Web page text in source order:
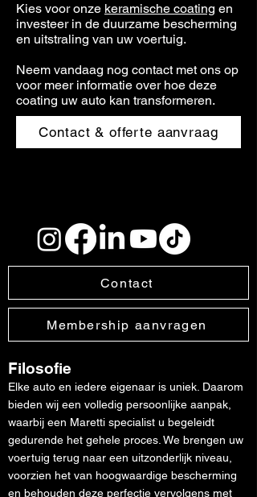
Kies voor onze keramische coating en
investeer in de duurzame bescherming
en uitstraling van uw voertuig.
Neem vandaag nog contact met ons op
voor meer informatie over hoe deze
coating uw auto kan transformeren.
Contact & offerte aanvraag
Contact
Membership aanvragen
Filosofie
Elke auto en iedere eigenaar is uniek. Daarom
bieden wij een volledig persoonlijke aanpak,
waarbij een Maretti specialist u begeleidt
gedurende het gehele proces. We brengen uw
voertuig terug naar een uitzonderlijk niveau,
voorzien het van hoogwaardige bescherming
en behouden deze perfectie vervolgens met